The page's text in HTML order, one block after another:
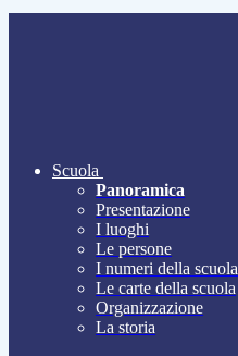
Scuola
Panoramica
Presentazione
I luoghi
Le persone
I numeri della scuola
Le carte della scuola
Organizzazione
La storia